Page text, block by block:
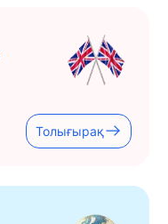
Толығырақ